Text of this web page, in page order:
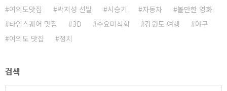
여의도맛집
박지성 선발 시승기 자동차
볼만한 영화
타임스퀘어 맛집
3D 수요미식회 강원도 여행
야구
여의도 맛집
정치
검색